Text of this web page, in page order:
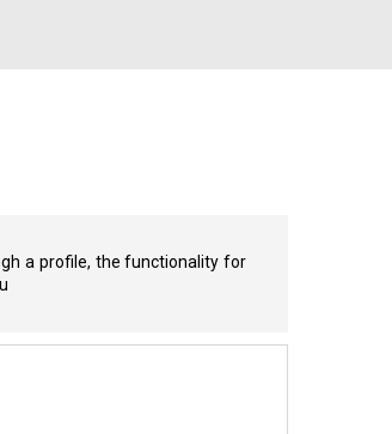
a profile, the functionality for